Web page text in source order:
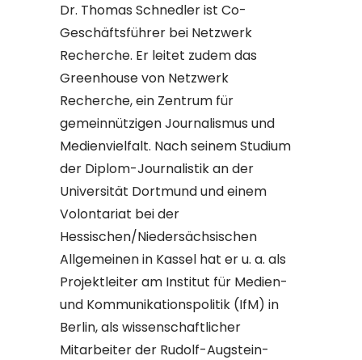
Dr. Thomas Schnedler ist Co-
Geschäftsführer bei Netzwerk
Recherche. Er leitet zudem das
Greenhouse von Netzwerk
Recherche, ein Zentrum für
gemeinnützigen Journalismus und
Medienvielfalt. Nach seinem Studium
der Diplom-Journalistik an der
Universität Dortmund und einem
Volontariat bei der
Hessischen/Niedersächsischen
Allgemeinen in Kassel hat er u. a. als
Projektleiter am Institut für Medien-
und Kommunikationspolitik (IfM) in
Berlin, als wissenschaftlicher
Mitarbeiter der Rudolf-Augstein-